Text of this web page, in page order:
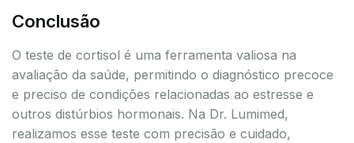
Conclusão
O teste de cortisol é uma ferramenta valiosa na
avaliação da saúde, permitindo o diagnóstico precoce
e preciso de condições relacionadas ao estresse e
outros distúrbios hormonais. Na Dr. Lumimed,
realizamos esse teste com precisão e cuidado,